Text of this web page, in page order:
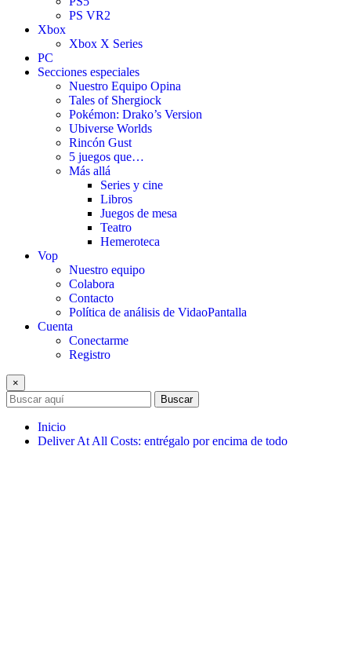
PS VR2
Xbox
Xbox X Series
PC
Secciones especiales
Nuestro Equipo Opina
Tales of Shergiock
Pokémon: Drako’s Version
Ubiverse Worlds
Rincón Gust
5 juegos que…
Más allá
Series y cine
Libros
Juegos de mesa
Teatro
Hemeroteca
Vop
Nuestro equipo
Colabora
Contacto
Política de análisis de VidaoPantalla
Cuenta
Conectarme
Registro
×
Buscar
Inicio
Deliver At All Costs: entrégalo por encima de todo